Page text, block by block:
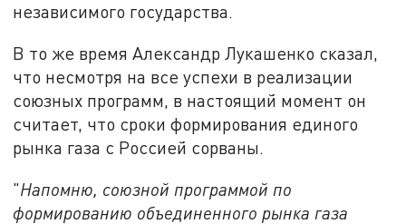
независимого государства.
В то же время Александр Лукашенко сказал,
что несмотря на все успехи в реализации
союзных программ, в настоящий момент он
считает, что сроки формирования единого
рынка газа с Россией сорваны.
"Напомню, союзной программой по
формированию объединенного рынка газа